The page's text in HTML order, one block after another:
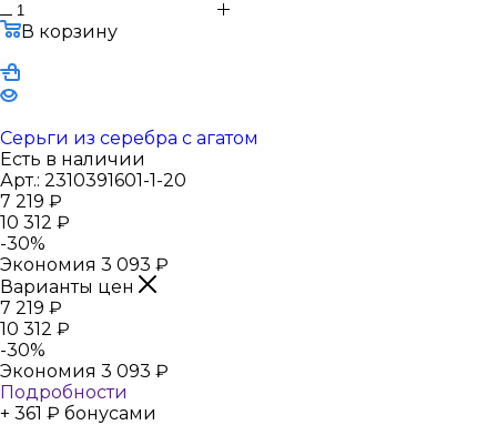
В корзину
Серьги из серебра с агатом
Есть в наличии
Арт.: 2310391601-1-20
7 219 ₽
10 312 ₽
-30%
Экономия 3 093 ₽
Варианты цен
7 219 ₽
10 312 ₽
-30%
Экономия 3 093 ₽
Подробности
+ 361 ₽ бонусами